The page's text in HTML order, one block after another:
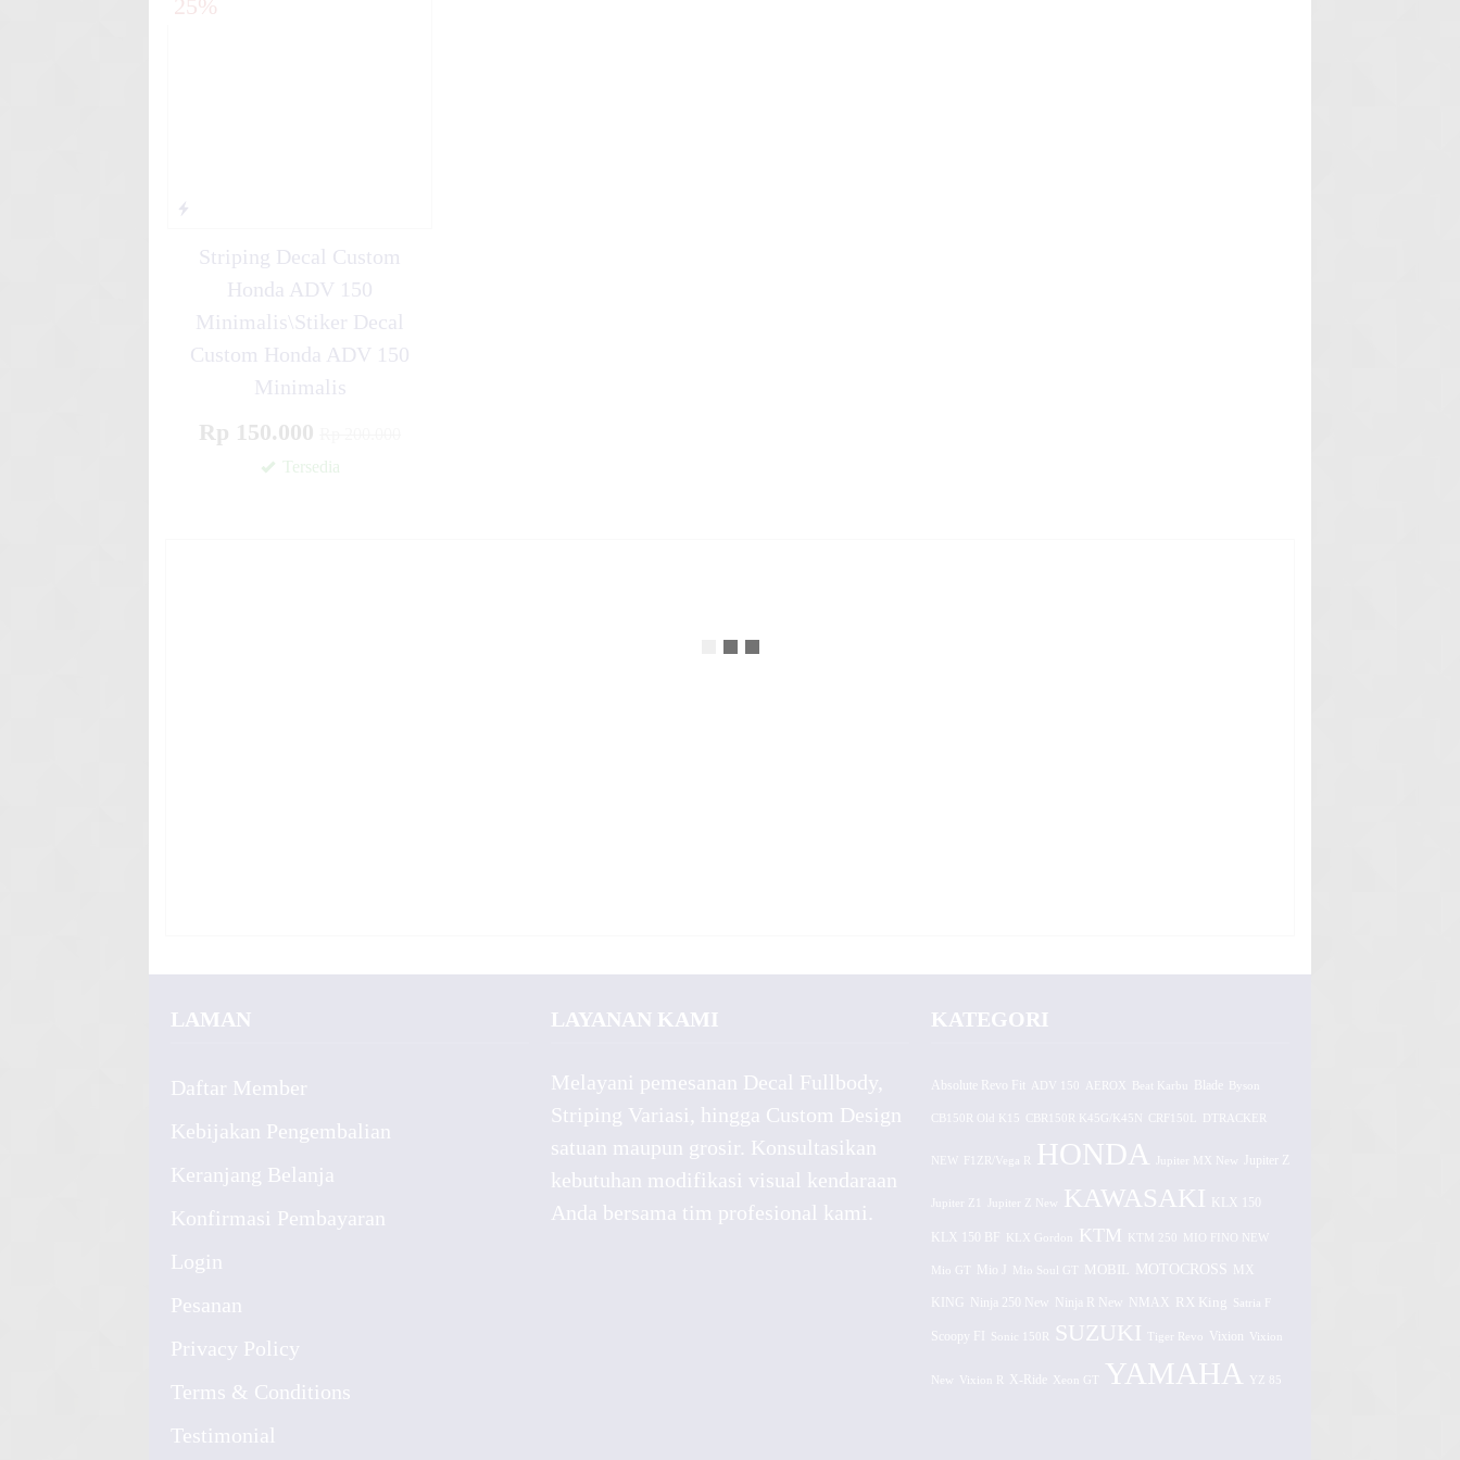
25%
Striping Decal Custom
Honda ADV 150
Minimalis\Stiker Decal
Custom Honda ADV 150
Minimalis
Rp 150.000
Tersedia
LAMAN
Daftar Member
Kebijakan Pengembalian
Keranjang Belanja
Konfirmasi Pembayaran
Login
Pesanan
Privacy Policy
Terms & Conditions
Testimonial
LAYANAN KAMI
Melayani pemesanan Decal Fullbody,
Striping Variasi, hingga Custom Design
satuan maupun grosir. Konsultasikan
kebutuhan modifikasi visual kendaraan
Anda bersama tim profesional kami.
KATEGORI
Absolute Revo Fit ADV 150 AEROX
CB150R Old K15 CBR150R K45G/K45N CRF150L DTRACKER
NEW F1ZR/Vega R HONDA Jupiter MX New Jupiter Z
Jupiter Z1 Jupiter Z New KAWASAKI KLX 150
KLX 150 BF KLX Gordon KTM KTM 250 MIO FINO NEW
Mio GT Mio J Mio Soul GT MOBIL MOTOCROSS MX
KING Ninja 250 New Ninja R New NMAX RX King Satria F
Scoopy FI Sonic 150R SUZUKI Tiger Revo Vixion Vixion
Vixion R X-Ride Xeon GT YAMAHA YZ 85